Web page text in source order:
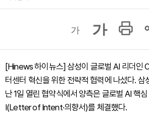
가 가
[Hinews 하이뉴스] 삼성이 글로벌 AI 리더인
터센터 혁신을 위한 전략적 협력에 나섰다. 삼
난 1일 열린 협약식에서 양측은 글로벌 AI 핵
I(Letter of Intent·의향서)를 체결했다.